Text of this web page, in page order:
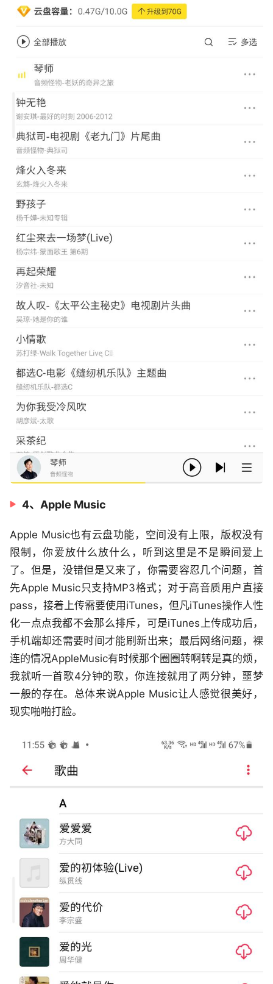
4、Apple Music
Apple Music也有云盘功能，空间没有上限，版权没有
限制，你爱放什么放什么，听到这里是不是瞬间爱上
了。但是，没错但是又来了，你需要容忍几个问题，首
先Apple Music只支持MP3格式；对于高音质用户直接
pass，接着上传需要使用iTunes，但凡iTunes操作人性
化一点点我都不会那么排斥，可是iTunes上传成功后，
手机端却还需要时间才能刷新出来；最后网络问题，裸
连的情况AppleMusic有时候那个圈圈转啊转是真的烦，
我就听一首歌4分钟的歌，你连接就用了两分钟，噩梦
一般的存在。总体来说Apple Music让人感觉很美好，
现实啪啪打脸。